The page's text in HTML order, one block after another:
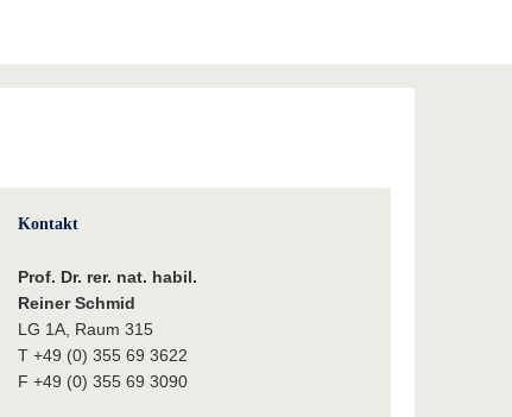
Innovative Transferprojekte
BTU & Region erleben
Kontakt
Prof. Dr. rer. nat. habil.
Reiner Schmid
LG 1A, Raum 315
T +49 (0) 355 69 3622
F +49 (0) 355 69 3090